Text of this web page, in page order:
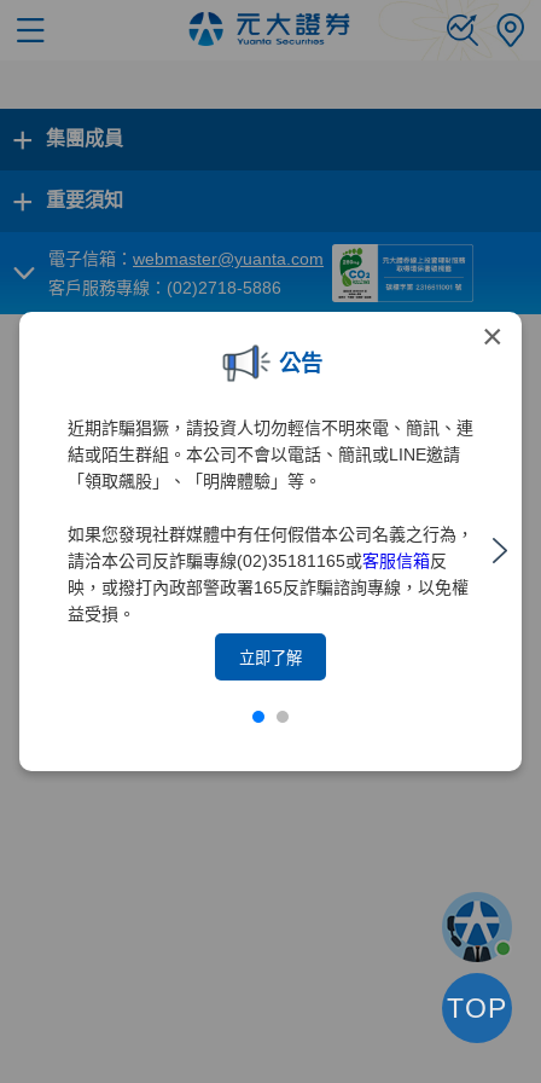
×
公告
近期詐騙猖獗，請投資人切勿輕信不明來電、簡訊、連
結或陌生群組。本公司不會以電話、簡訊或LINE邀請
「領取飆股」、「明牌體驗」等。
如果您發現社群媒體中有任何假借本公司名義之行為，
請洽本公司反詐騙專線(02)35181165或客服信箱反
映，或撥打內政部警政署165反詐騙諮詢專線，以免權
益受損。
立即了解
+ 集團成員
+ 重要須知
電子信箱： webmaster@yuanta.com
客戶服務專線：(02)2718-5886
TOP